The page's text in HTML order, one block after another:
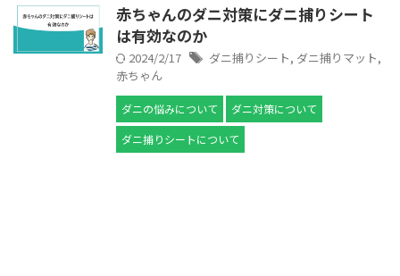
赤ちゃんのダニ対策にダニ捕りシート
は有効なのか
2024/2/17 ダニ捕りシート, ダニ捕りマット,
赤ちゃん
ダニの悩みについて
ダニ対策について
ダニ捕りシートについて